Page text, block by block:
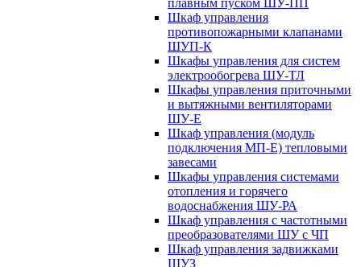
плавным пуском ШУ-ПП
Шкаф управления
противопожарными клапанами
ШУП-К
Шкафы управления для систем
электрообогрева ШУ-ТЛ
Шкафы управления приточными
и вытяжными вентиляторами
ШУ-Е
Шкаф управления (модуль
подключения МП-Е) тепловыми
завесами
Шкафы управления системами
отопления и горячего
водоснабжения ШУ-РА
Шкаф управления с частотными
преобразователями ШУ с ЧП
Шкаф управления задвижками
ШУЗ